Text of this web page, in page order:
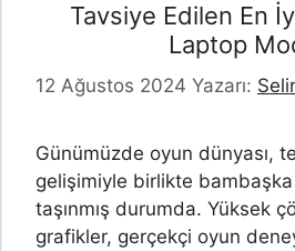
Tavsiye Edilen En
Laptop
12 Ağustos 2024 Yazarı:
Günümüzde oyun dünyası,
gelişimiyle birlikte
taşınmış durumda. Yüksek
grafikler, gerçekçi oyun